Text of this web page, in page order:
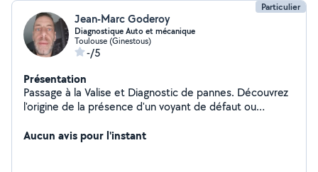
Particulier
Jean-Marc Goderoy
Diagnostique Auto et mécanique
Toulouse (Ginestous)
-/5
Présentation
Passage à la Valise et Diagnostic de pannes. Découvrez
l'origine de la présence d'un voyant de défaut ou
particules), antidémarrage, BSI, UCH, antipollution,
Aucun avis pour l'instant